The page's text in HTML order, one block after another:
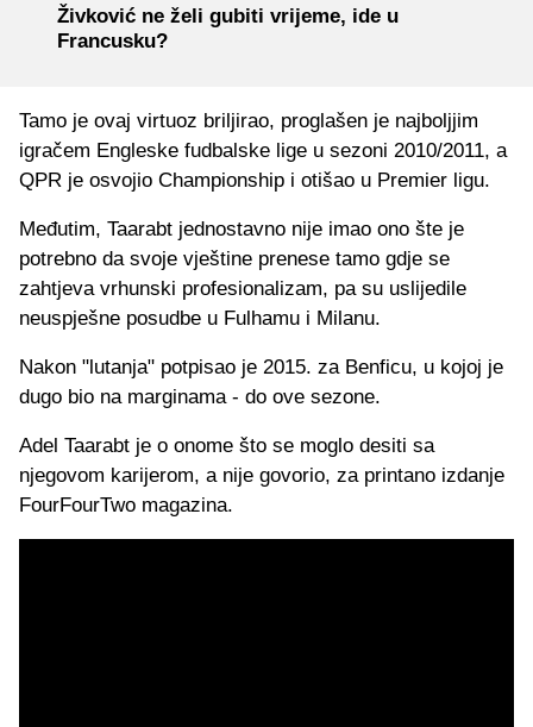
Živković ne želi gubiti vrijeme, ide u
Francusku?
Tamo je ovaj virtuoz briljirao, proglašen je najboljjim
igračem Engleske fudbalske lige u sezoni 2010/2011, a
QPR je osvojio Championship i otišao u Premier ligu.
Međutim, Taarabt jednostavno nije imao ono šte je
potrebno da svoje vještine prenese tamo gdje se
zahtjeva vrhunski profesionalizam, pa su uslijedile
neuspješne posudbe u Fulhamu i Milanu.
Nakon "lutanja" potpisao je 2015. za Benficu, u kojoj je
dugo bio na marginama - do ove sezone.
Adel Taarabt je o onome što se moglo desiti sa
njegovom karijerom, a nije govorio, za printano izdanje
FourFourTwo magazina.